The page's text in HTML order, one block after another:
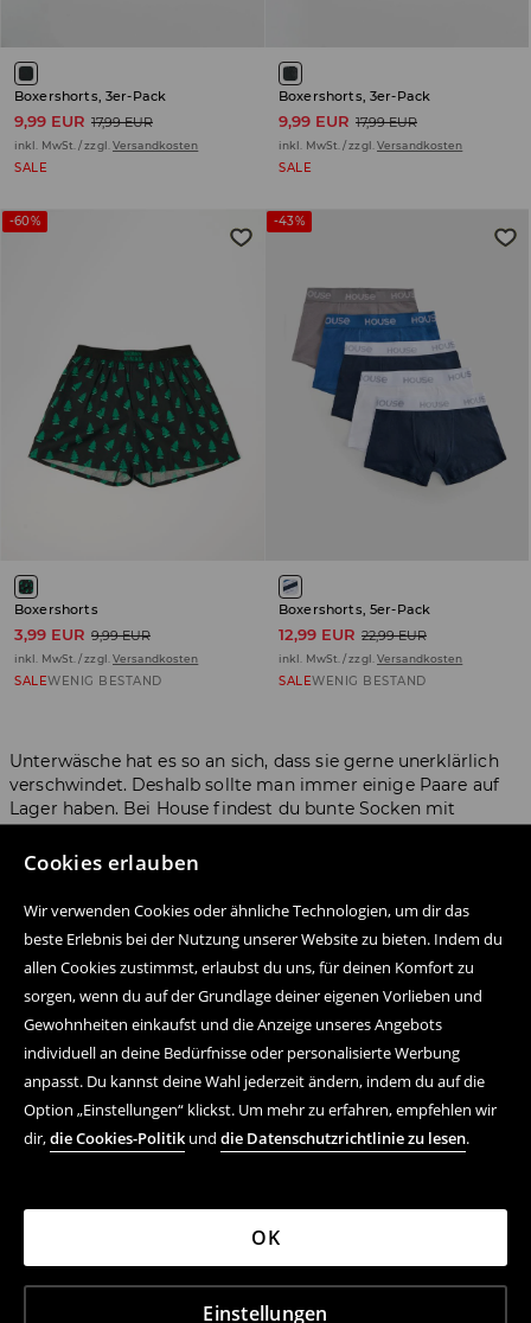
Cookies erlauben
Wir verwenden Cookies oder ähnliche Technologien, um dir das
beste Erlebnis bei der Nutzung unserer Website zu bieten. Indem du
allen Cookies zustimmst, erlaubst du uns, für deinen Komfort zu
sorgen, wenn du auf der Grundlage deiner eigenen Vorlieben und
Gewohnheiten einkaufst und die Anzeige unseres Angebots
individuell an deine Bedürfnisse oder personalisierte Werbung
anpasst. Du kannst deine Wahl jederzeit ändern, indem du auf die
Option „Einstellungen“ klickst. Um mehr zu erfahren, empfehlen wir
dir,die Cookies-Politik und die Datenschutzrichtlinie zu lesen.
Einstellungen
OK
Boxershorts, 3er-Pack
9,99 EUR 17,99 EUR
inkl. MwSt. / zzgl.Versandkosten
SALE
Boxershorts, 3er-Pack
9,99 EUR 17,99 EUR
inkl. MwSt. / zzgl.Versandkosten
SALE
-60%
Boxershorts
3,99 EUR 9,99 EUR
inkl. MwSt. / zzgl. Versandkosten
SALEWENIG BESTAND
-43%
Boxershorts, 5er-Pack
12,99 EUR 22,99 EUR
inkl. MwSt. / zzgl. Versandkosten
SALEWENIG BESTAND
Unterwäsche hat es so an sich, dass sie gerne unerklärlich
verschwindet. Deshalb sollte man immer einige Paare auf
Lager haben. Bei House findest du bunte Socken mit
Aufdruck, bequeme Boxer-Shorts und praktische Pyjamas.
Halte auch nach unserer neuen Sonder-Kollektion mit
Folge uns auf:
Hilfe und Kontakt
Einkaufsvorgang